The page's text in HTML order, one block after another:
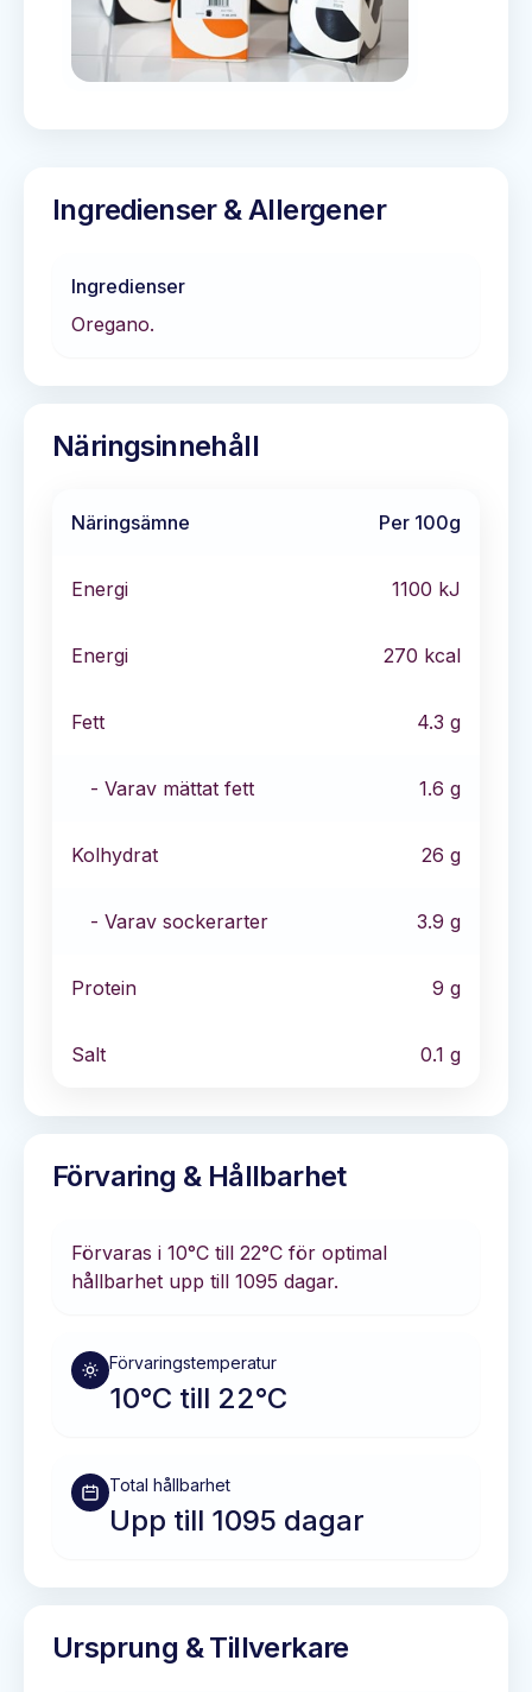
Ingredienser & Allergener
Ingredienser
Oregano.
Näringsinnehåll
Näringsämne Per 100g
Energi 1100 kJ
Energi 270 kcal
Fett 4.3 g
- Varav mättat fett 1.6 g
Kolhydrat 26 g
- Varav sockerarter 3.9 g
Protein 9 g
Salt 0.1 g
Förvaring & Hållbarhet
Förvaras i 10°C till 22°C för optimal
hållbarhet upp till 1095 dagar.
Förvaringstemperatur
10°C till 22°C
Total hållbarhet
Upp till 1095 dagar
Ursprung & Tillverkare